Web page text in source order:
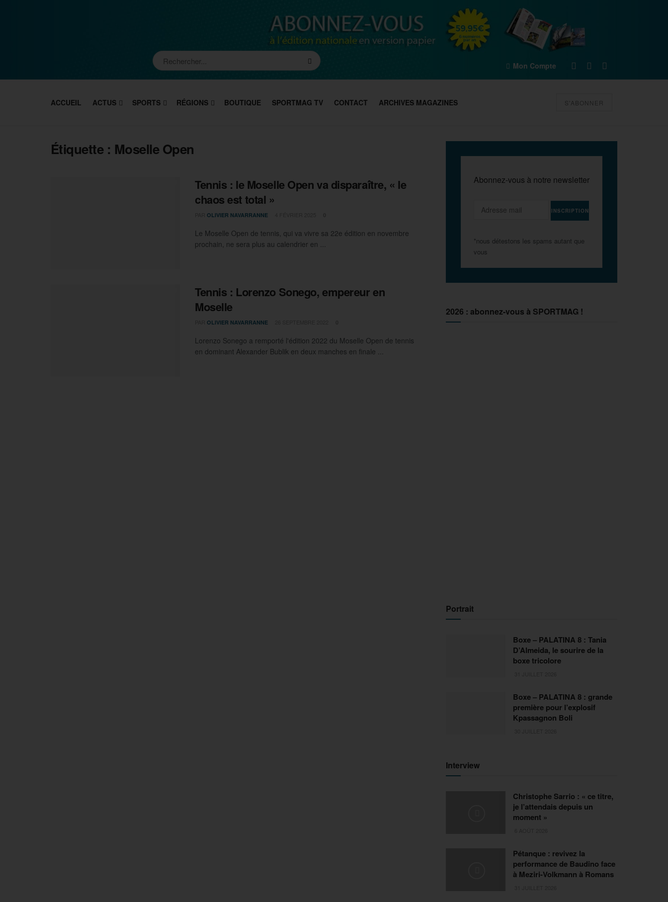
Mon Compte
ACCUEIL ACTUS SPORTS RÉGIONS BOUTIQUE SPORTMAG TV CONTACT ARCHIVES MAGAZINES S'ABONNER
Étiquette : Moselle Open
Tennis : le Moselle Open va disparaître, « le
chaos est total »
OLIVIER NAVARRANNE
Le Moselle Open de tennis, qui va vivre sa 22e édition en novembre
prochain, ne sera plus au calendrier en ...
Tennis : Lorenzo Sonego, empereur en
Moselle
OLIVIER NAVARRANNE
Lorenzo Sonego a remporté l'édition 2022 du Moselle Open de tennis
en dominant Alexander Bublik en deux manches en finale ...
Abonnez-vous à notre newsletter
*nous détestons les spams autant que
vous
2026 : abonnez-vous à SPORTMAG !
Portrait
Boxe – PALATINA 8 : Tania
D’Almeida, le sourire de la
boxe tricolore
Boxe – PALATINA 8 : grande
première pour l’explosif
Kpassagnon Boli
Interview
Christophe Sarrio : « ce titre,
je l’attendais depuis un
moment »
Pétanque : revivez la
performance de Baudino face
à Meziri-Volkmann à Romans